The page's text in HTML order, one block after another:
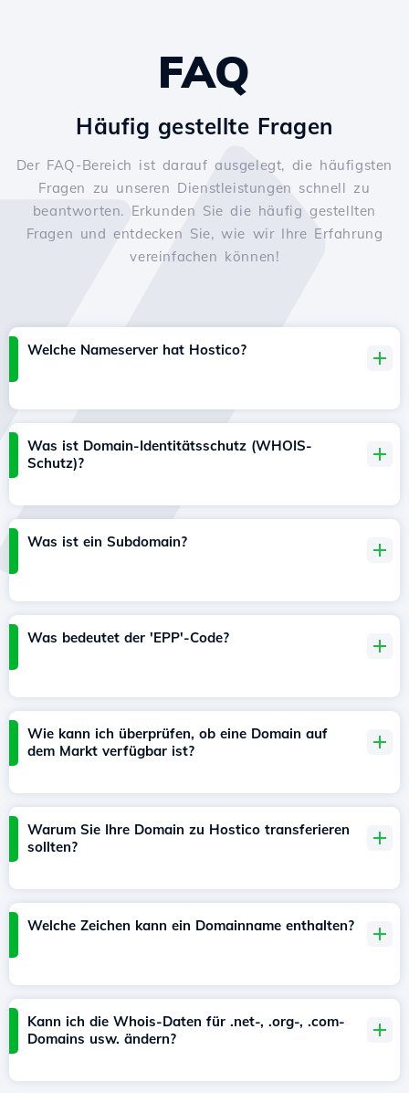
FAQ
Häufig gestellte Fragen
Der FAQ-Bereich ist darauf ausgelegt, die häufigsten
Fragen zu unseren Dienstleistungen schnell zu
beantworten. Erkunden Sie die häufig gestellten
Fragen und entdecken Sie, wie wir Ihre Erfahrung
vereinfachen können!
Welche Nameserver hat Hostico?
Was ist Domain-Identitätsschutz (WHOIS-
Schutz)?
Was ist ein Subdomain?
Was bedeutet der 'EPP'-Code?
Wie kann ich überprüfen, ob eine Domain auf
dem Markt verfügbar ist?
Warum Sie Ihre Domain zu Hostico transferieren
sollten?
Welche Zeichen kann ein Domainname enthalten?
Kann ich die Whois-Daten für .net-, .org-, .com-
Domains usw. ändern?